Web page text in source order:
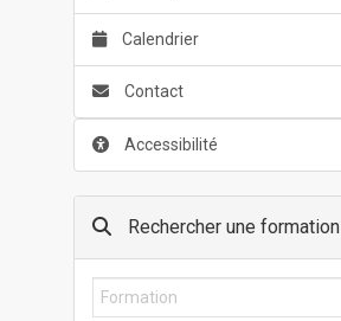
Calendrier
Contact
Accessibilité
Rechercher une formation